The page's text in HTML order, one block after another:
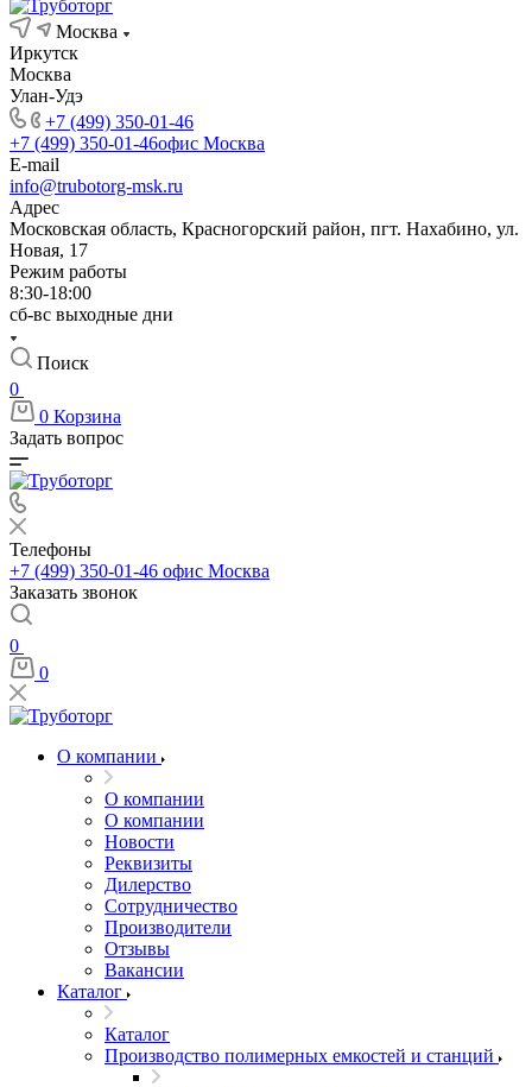
Москва
Иркутск
Москва
Улан-Удэ
+7 (499) 350-01-46
+7 (499) 350-01-46офис Москва
E-mail
info@trubotorg-msk.ru
Адрес
Московская область, Красногорский район, пгт. Нахабино, ул.
Новая, 17
Режим работы
8:30-18:00
сб-вс выходные дни
Поиск
0
0 Корзина
Задать вопрос
Телефоны
+7 (499) 350-01-46 офис Москва
Заказать звонок
0
0
О компании
О компании
О компании
Новости
Реквизиты
Дилерство
Сотрудничество
Производители
Отзывы
Вакансии
Каталог
Каталог
Производство полимерных емкостей и станций